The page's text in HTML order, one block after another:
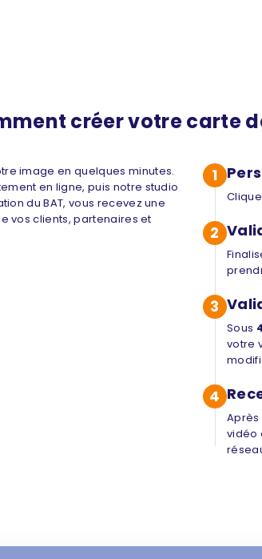
créer votre carte
image en quelques minutes.
en ligne, puis notre studio
du BAT, vous recevez une
vos clients, partenaires et
1
2
3
Sous
votre
4
Après
vidéo